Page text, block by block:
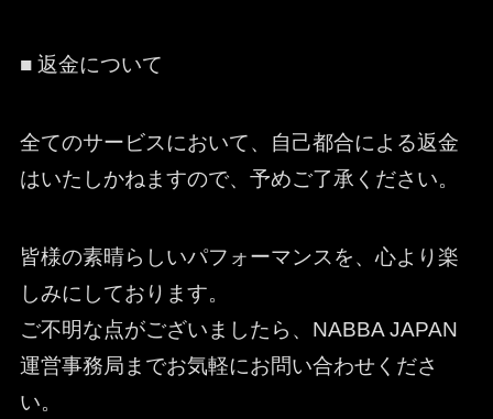
■ 返金について
全てのサービスにおいて、自己都合による返金
はいたしかねますので、予めご了承ください。
皆様の素晴らしいパフォーマンスを、心より楽
しみにしております。
ご不明な点がございましたら、NABBA JAPAN
運営事務局までお気軽にお問い合わせくださ
い。